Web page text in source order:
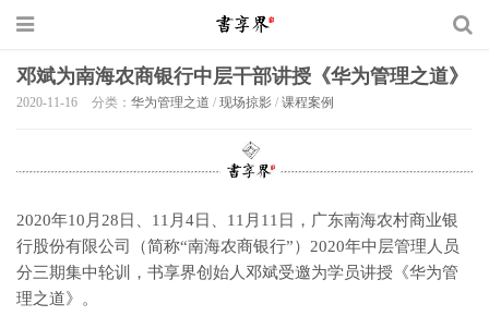
邓斌为南海农商银行中层干部讲授《华为管理之道》
2020-11-16 分类： 华为管理之道 / 现场掠影 / 课程案例
2020年10月28日、11月4日、11月11日，广东南海农村商业银
行股份有限公司（简称“南海农商银行”）2020年中层管理人员
分三期集中轮训，书享界创始人邓斌受邀为学员讲授《华为管
理之道》。